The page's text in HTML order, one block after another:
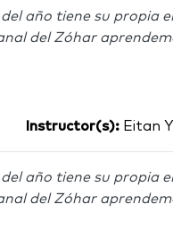
año tiene su propia
del Zóhar
Instructor(s): Eitan
año tiene su propia
del Zóhar